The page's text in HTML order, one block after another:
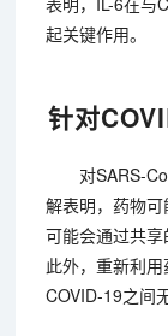
起关键作用。
针对
对SARS-
解表明，药物
可能会通过共享
此外，重新利
COVID-19之间